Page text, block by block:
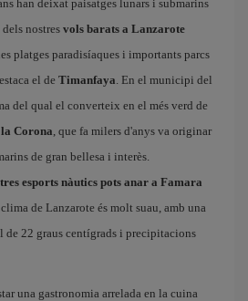
han deixat paisatges lunars i submarins
nostres vols barats a Lanzarote
platges paradisíaques i importants parcs
el de Timanfaya. En el municipi del
del qual el converteix en el més verd de
Corona, que fa milers d'anys va originar
de gran bellesa i interès.
esports nàutics pots anar a Famara
de Lanzarote és molt suau, amb una
de 22 graus centígrads i precipitacions
una gastronomia arrelada en la cuina